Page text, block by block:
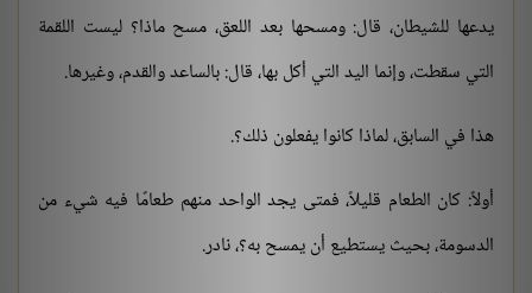
يدعها للشيطان، قال: ومسحها بعد اللعق، مسح ماذا؟ ليست اللقمة
التي سقطت، وإنما اليد التي أكل بها، قال: بالساعد والقدم، وغيرها.
هذا في السابق، لماذا كانوا يفعلون ذلك؟.
أولاً: كان الطعام قليلاً، فمتى يجد الواحد منهم طعامًا فيه شيء من
الدسومة، بحيث يستطيع أن يمسح به؟، نادر.